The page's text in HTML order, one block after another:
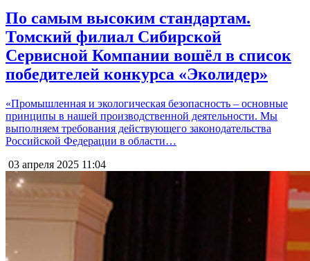
По самым высоким стандартам.
Томский филиал Сибирской
Сервисной Компании вошёл в список
победителей конкурса «Эколидер»
«Промышленная и экологическая безопасность – основные
принципы в нашей производственной деятельности. Мы
выполняем требования действующего законодательства
Российской Федерации в области…
03 апреля 2025 11:04